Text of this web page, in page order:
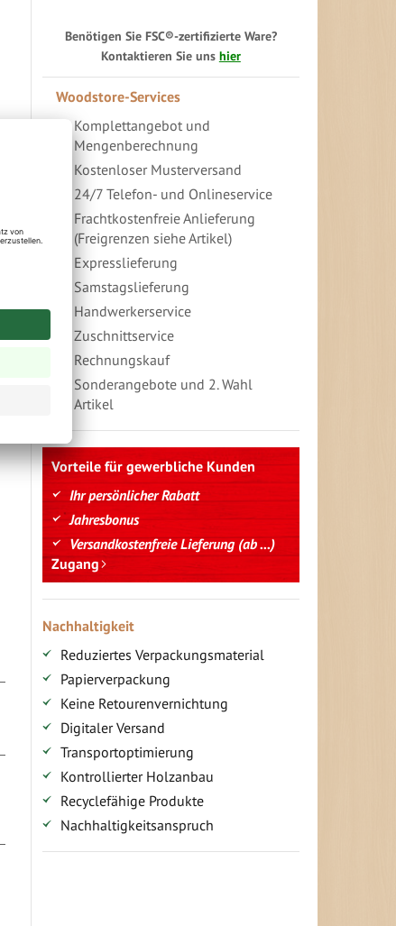
Benötigen Sie FSC®-zertifizierte Ware?
Kontaktieren Sie uns hier
Woodstore-Services
Komplettangebot und
Mengenberechnung
Kostenloser Musterversand
24/7 Telefon- und Onlineservice
Frachtkostenfreie Anlieferung
(Freigrenzen siehe Artikel)
Expresslieferung
Samstagslieferung
Handwerkerservice
Zuschnittservice
Rechnungskauf
Sonderangebote und 2. Wahl
Artikel
Vorteile für gewerbliche Kunden
Ihr persönlicher Rabatt
Jahresbonus
Versandkostenfreie Lieferung (ab ...)
Zugang
Nachhaltigkeit
Reduziertes Verpackungsmaterial
Papierverpackung
Keine Retourenvernichtung
Digitaler Versand
Transportoptimierung
Kontrollierter Holzanbau
Recyclefähige Produkte
Nachhaltigkeitsanspruch